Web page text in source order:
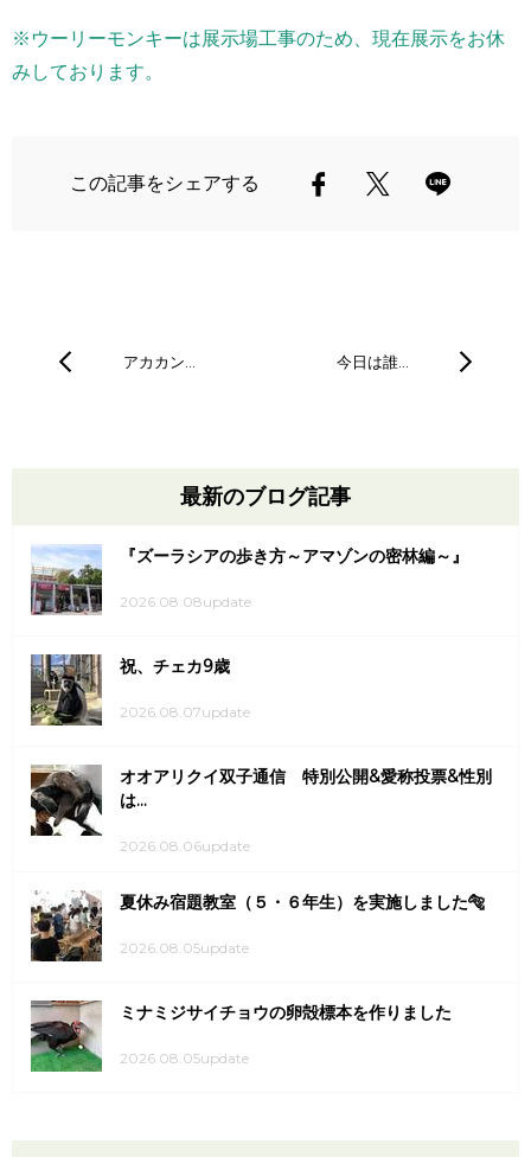
※ウーリーモンキーは展示場工事のため、現在展示をお休
みしております。
この記事をシェアする
アカカン… 今日は誰…
最新のブログ記事
『ズーラシアの歩き方～アマゾンの密林編～』
2026.08.08update
祝、チェカ9歳
2026.08.07update
オオアリクイ双子通信 特別公開&愛称投票&性別
は...
2026.08.06update
夏休み宿題教室（５・６年生）を実施しました🐅
2026.08.05update
ミナミジサイチョウの卵殻標本を作りました
2026.08.05update